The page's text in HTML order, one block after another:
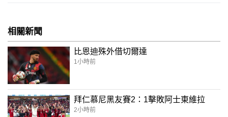
相關新聞
比恩迪殊外借切爾達
1小時前
拜仁慕尼黑友賽2：1擊敗阿士東維拉
2小時前